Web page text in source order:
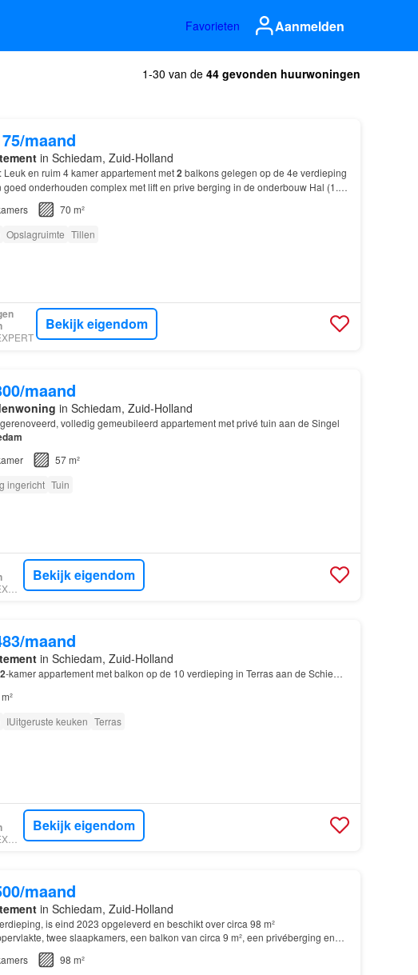
Favorieten Aanmelden
1-30 van de 44 gevonden huurwoningen
maand
in Schiedam, Zuid-Holland
Leuk en ruim 4 kamer appartement met2balkons gelegen op de 4e verdieping
goed onderhouden complex met lift en prive berging in de onderbouw Hal (1.09
m) 1.53 m2 Woonkamer (6.00 m x 3.95 m) 23.70 m2…
70 m²
Opslagruimte Tillen
Bekijk eigendom
maand
in Schiedam, Zuid-Holland
volledig gemeubileerd appartement met privé tuin aan de Singel
57 m²
ingericht Tuin
HUUREXPERT
Bekijk eigendom
maand
in Schiedam, Zuid-Holland
2-kamer appartement met balkon op de 10 verdieping in Terras aan de Schie…
IUitgeruste keuken Terras
HUUREXPERT
Bekijk eigendom
maand
in Schiedam, Zuid-Holland
is eind 2023 opgeleverd en beschikt over circa 98 m²
twee slaapkamers, een balkon van circa 9 m², een privéberging en
woning beschikt verder over
98 m²